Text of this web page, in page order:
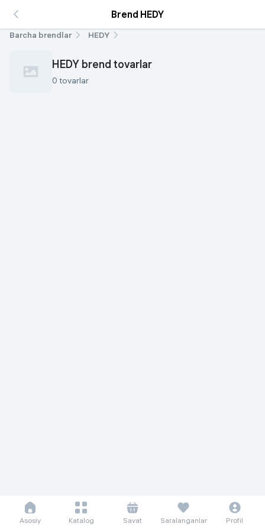
Brend HEDY
Barcha brendlar HEDY
HEDY brend tovarlar
0 tovarlar
Asosiy Katalog Savat Saralanganlar Profil